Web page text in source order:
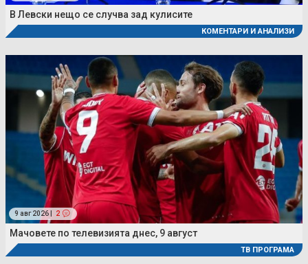
В Левски нещо се случва зад кулисите
КОМЕНТАРИ И АНАЛИЗИ
9 авг 2026 | 2
Мачовете по телевизията днес, 9 август
ТВ ПРОГРАМА